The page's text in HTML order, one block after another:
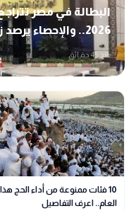
2026.. والإحصاء يرصد زيادة أعداد المشتغلين
منذ 45 دقائق
10 فئات ممنوعة من أداء الحج هذا
العام.. اعرف التفاصيل